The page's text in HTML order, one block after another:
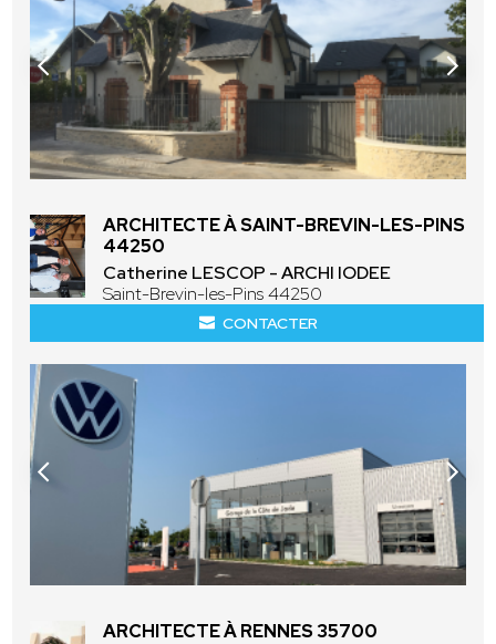
ARCHITECTE À SAINT-BREVIN-LES-PINS
44250
Catherine LESCOP - ARCHI IODEE
Saint-Brevin-les-Pins 44250
CONTACTER
ARCHITECTE À RENNES 35700